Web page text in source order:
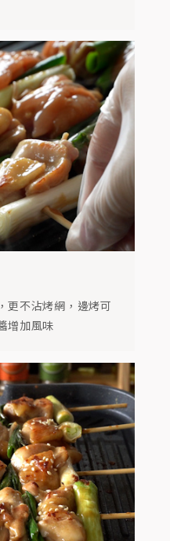
更不沾烤網，邊烤可
增加風味
金黃，撒上芝麻點